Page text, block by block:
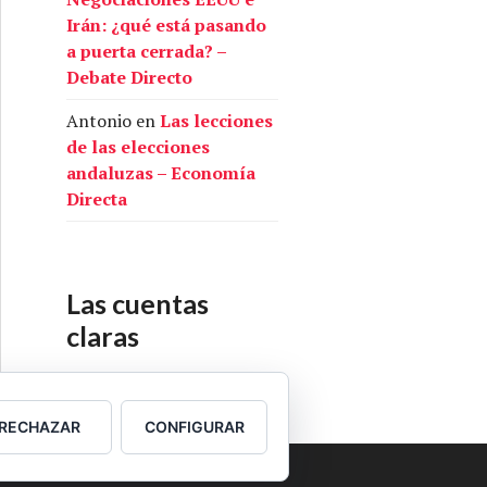
Irán: ¿qué está pasando
a puerta cerrada? –
Debate Directo
Antonio enLas lecciones
de las elecciones
andaluzas – Economía
Directa
Las cuentas
claras
Nuestras cuentas
CONFIGURAR